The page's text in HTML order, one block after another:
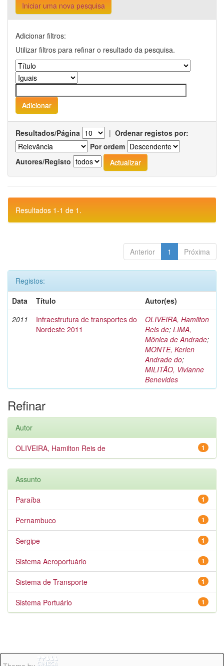
Iniciar uma nova pesquisa
Adicionar filtros:
Utilizar filtros para refinar o resultado da pesquisa.
Resultados/Página | Ordenar registos por:
Por ordem
Autores/Registo
Resultados 1-1 de 1.
Anterior 1 Próxima
Registos:
Data
Título
Autor(es)
2011
Infraestrutura de transportes do
Nordeste 2011
OLIVEIRA, Hamilton
Reis de; LIMA,
Mônica de Andrade;
MONTE, Kerlen
Andrade do;
MILITÃO, Vivianne
Benevides
Refinar
Autor
1
OLIVEIRA, Hamilton Reis de
Assunto
1
Paraíba
1
Pernambuco
1
Sergipe
1
Sistema Aeroportuário
1
Sistema de Transporte
1
Sistema Portuário